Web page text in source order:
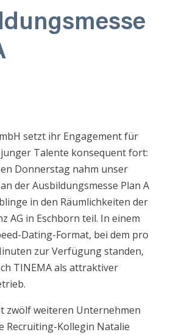
setzt ihr Engagement für
Talente konsequent fort:
Donnerstag nahm unser
der Ausbildungsmesse Plan A
in den Räumlichkeiten der
AG in Eschborn teil. In einem
Dating-Format, bei dem pro
zur Verfügung standen,
TINEMA als attraktiver
zwölf weiteren Unternehmen
Recruiting-Kollegin Natalie